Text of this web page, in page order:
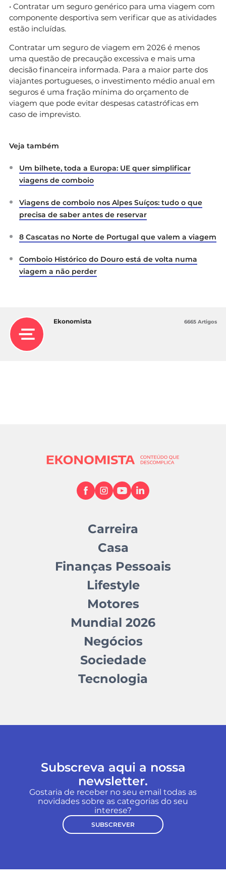
• Contratar um seguro genérico para uma viagem com
componente desportiva sem verificar que as atividades
estão incluídas.
Contratar um seguro de viagem em 2026 é menos
uma questão de precaução excessiva e mais uma
decisão financeira informada. Para a maior parte dos
viajantes portugueses, o investimento médio anual em
seguros é uma fração mínima do orçamento de
viagem que pode evitar despesas catastróficas em
caso de imprevisto.
Veja também
Um bilhete, toda a Europa: UE quer simplificar
viagens de comboio
Viagens de comboio nos Alpes Suíços: tudo o que
precisa de saber antes de reservar
8 Cascatas no Norte de Portugal que valem a viagem
Comboio Histórico do Douro está de volta numa
viagem a não perder
Ekonomista 6665 Artigos
Carreira
Casa
Finanças Pessoais
Lifestyle
Motores
Mundial 2026
Negócios
Sociedade
Tecnologia
Subscreva aqui a nossa
newsletter.
Gostaria de receber no seu email todas as
novidades sobre as categorias do seu
interese?
SUBSCREVER